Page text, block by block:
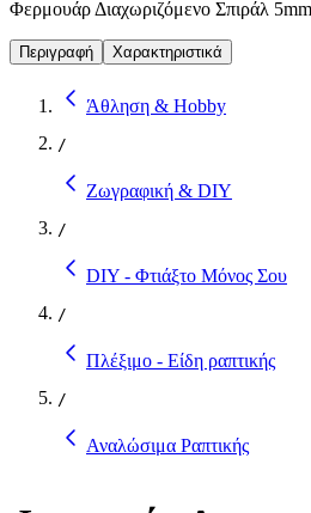
Φερμουάρ Διαχωριζόμενο Σπιράλ
Περιγραφή Χαρακτηριστικά
Άθληση & Hobby
/
Ζωγραφική & DIY
/
DIY - Φτιάξτο Μόνος Σου
/
Πλέξιμο - Είδη ραπτικής
/
Αναλώσιμα Ραπτικής